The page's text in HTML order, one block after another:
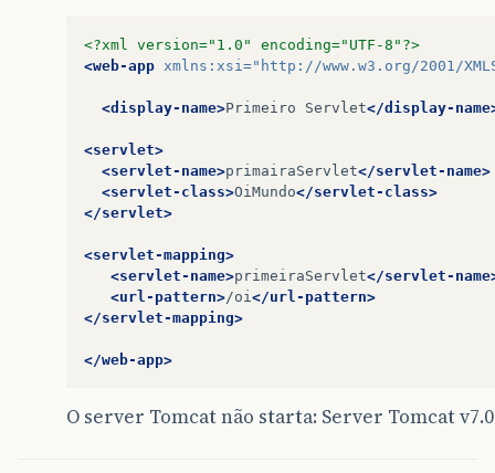
<?xml version="1.0" encoding="UTF-8"?>
<web-app xmlns:xsi="http://www.w3.org/2001/
<display-name>Primeiro Servlet</display-
<servlet>
<servlet-name>primairaServlet</servlet-name>
<servlet-class>OiMundo</servlet-class>
</servlet>
<servlet-mapping>
<servlet-name>primeiraServlet</servlet-
<url-pattern>/oi</url-pattern>
</servlet-mapping>
</web-app>
O server Tomcat não starta: Server Tomcat